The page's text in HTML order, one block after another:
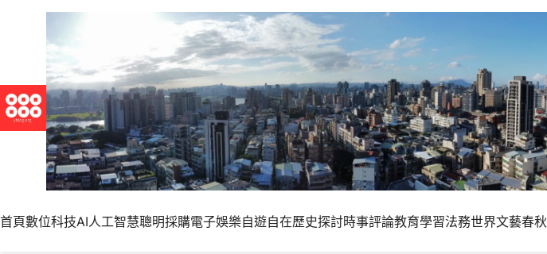
首頁數位科技AI人工智慧聰明採購電子娛樂自遊自在歷史探討時事評論教育學習法務世界文藝春秋